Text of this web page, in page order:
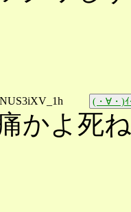
(・∀・)
かよ死